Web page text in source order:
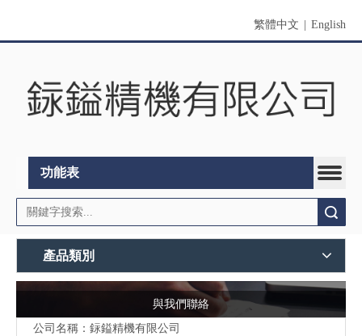
繁體中文 English
功能表
產品類別
與我們聯絡
公司名稱：銢鎰精機有限公司